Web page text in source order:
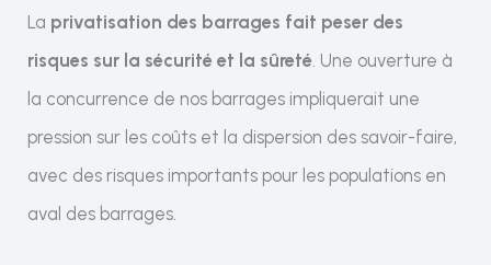
La privatisation des barrages fait peser des
risques sur la sécurité et la sûreté . Une ouverture à
la concurrence de nos barrages impliquerait une
pression sur les coûts et la dispersion des savoir-faire,
avec des risques importants pour les populations en
aval des barrages.